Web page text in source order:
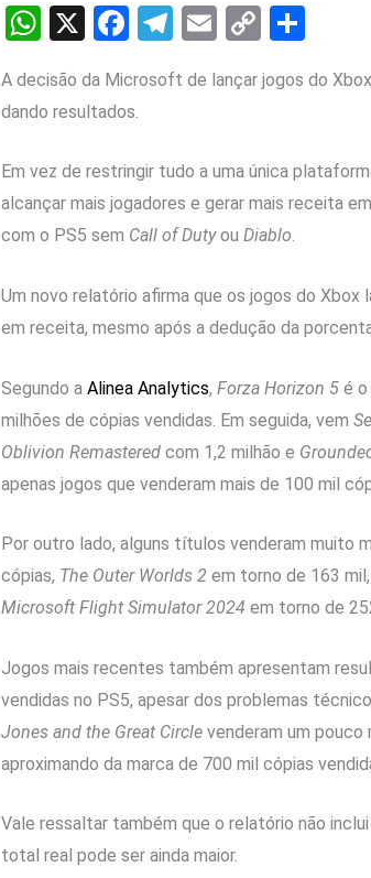
W
at
s
A
p
p
X F
ce
b
o
o
k
T
e
a
m
E
ail
C
py
n
k
S
ar
A decisão da Microsoft de lançar jogos do
dando resultados.
Em vez de restringir tudo a uma única
alcançar mais jogadores e gerar mais receita
com o PS5 sem Call of Dutyou Diablo.
Um novo relatório afirma que os jogos do
em receita, mesmo após a dedução da
Segundo a Alinea Analytics, Forza Horizon 5é o
milhões de cópias vendidas. Em seguida, vem
Oblivion Remasteredcom 1,2 milhão e
apenas jogos que venderam mais de 100 mil
Por outro lado, alguns títulos venderam muito
cópias, The Outer Worlds 2 em torno de 163
Microsoft Flight Simulator 2024 em torno de
Jogos mais recentes também apresentam
vendidas no PS5, apesar dos problemas
Jones and the Great Circle venderam um pouco
aproximando da marca de 700 mil cópias
Vale ressaltar também que o relatório não
total real pode ser ainda maior.